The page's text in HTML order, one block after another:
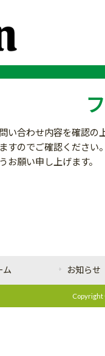
い合わせ内容を確認
すのでご確認くださ
願い申し上げます。
ム お知らせ
Copyright